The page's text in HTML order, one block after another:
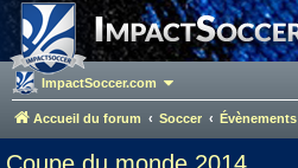
ImpactSoccer.com
Accueil du forum Soccer Évènements